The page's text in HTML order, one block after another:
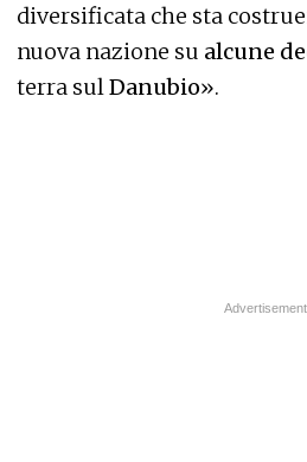
diversificata che sta
nuova nazione su alcune
terra sulDanubio».